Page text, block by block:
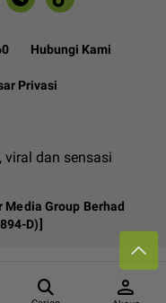
person
Hubungi Kami
Privasi
viral dan sensasi
Media Group Berhad
D)]